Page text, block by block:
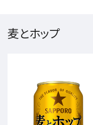
麦とホップ